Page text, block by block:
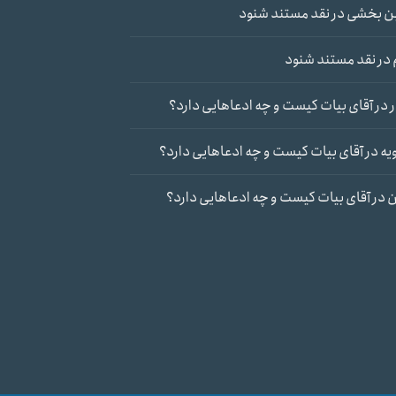
بخشیدرنقد مستند شنود
درنقد مستند شنود
درآقای بیات کیست و چه ادعاهایی دارد؟
درآقای بیات کیست و چه ادعاهایی دارد؟
درآقای بیات کیست و چه ادعاهایی دارد؟